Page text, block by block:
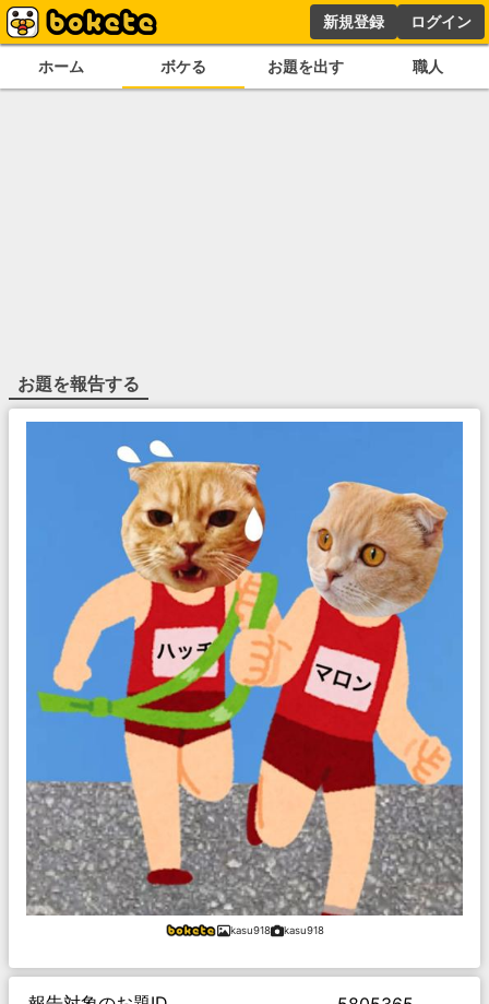
新規登録 ログイン
ホーム ボケる お題を出す 職人
お題を報告する
kasu918 kasu918